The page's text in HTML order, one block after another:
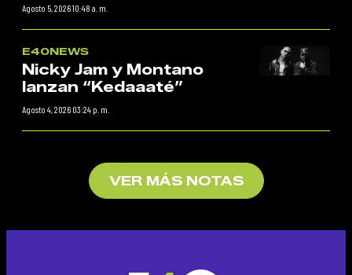
Agosto 5, 2026 10:48 a. m.
E40NEWS
Nicky Jam y Montano
lanzan “Kedaaaté”
Agosto 4, 2026 03:24 p. m.
VER MÁS NOTAS